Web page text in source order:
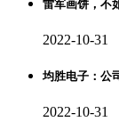
雷军画饼，不
2022-10-31
均胜电子：公
2022-10-31